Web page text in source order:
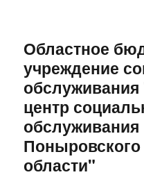
Областное
учреждение
центр
обслуживания
области"